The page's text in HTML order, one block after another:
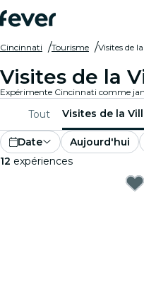
Cincinnati Tourisme Visites de
Visites de la
Tout Visites de la
Date Aujourd'hui
12 expériences